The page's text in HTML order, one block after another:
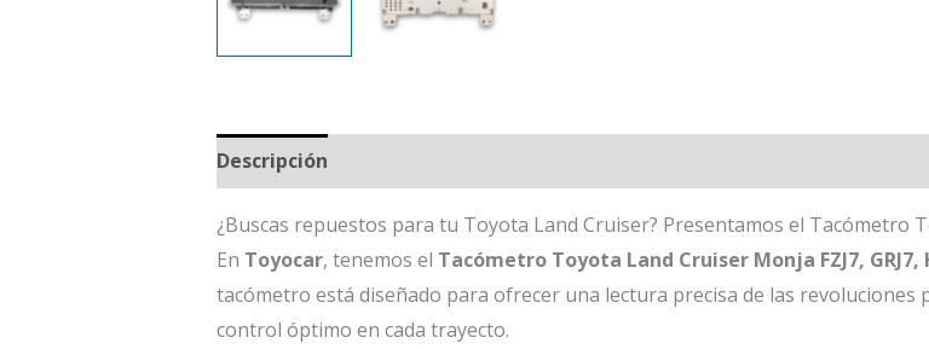
Descripción
¿Buscas repuestos para tu Toyota Land Cruiser? Presentamos el Tacómetro
En Toyocar, tenemos el Tacómetro Toyota Land Cruiser Monja FZJ7, GRJ7,
tacómetro está diseñado para ofrecer una lectura precisa de las
control óptimo en cada trayecto.